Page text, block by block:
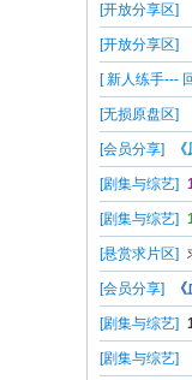
[开放分享区]
[开放分享区]
[ 新人练手---
[无损原盘区]
[会员分享]
[剧集与综艺]
[剧集与综艺]
[悬赏求片区]
[会员分享]
[剧集与综艺]
[剧集与综艺]